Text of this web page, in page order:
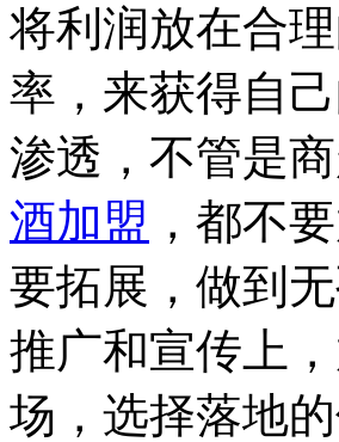
将利润放在合
率，来获得自
渗透，不管是
酒加盟 ，都不
要拓展，做到
推广和宣传上
场，选择落地